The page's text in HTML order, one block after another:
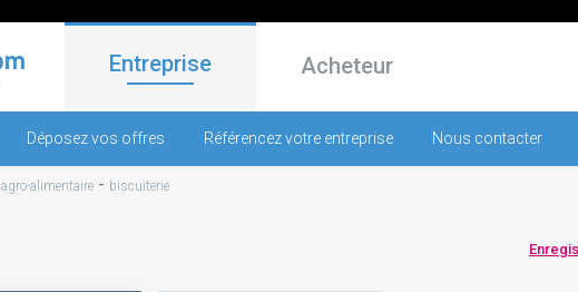
Entreprise Acheteur
Déposez vos offres Référencez votre entreprise Nous contacter
agro-alimentaire - biscuiterie